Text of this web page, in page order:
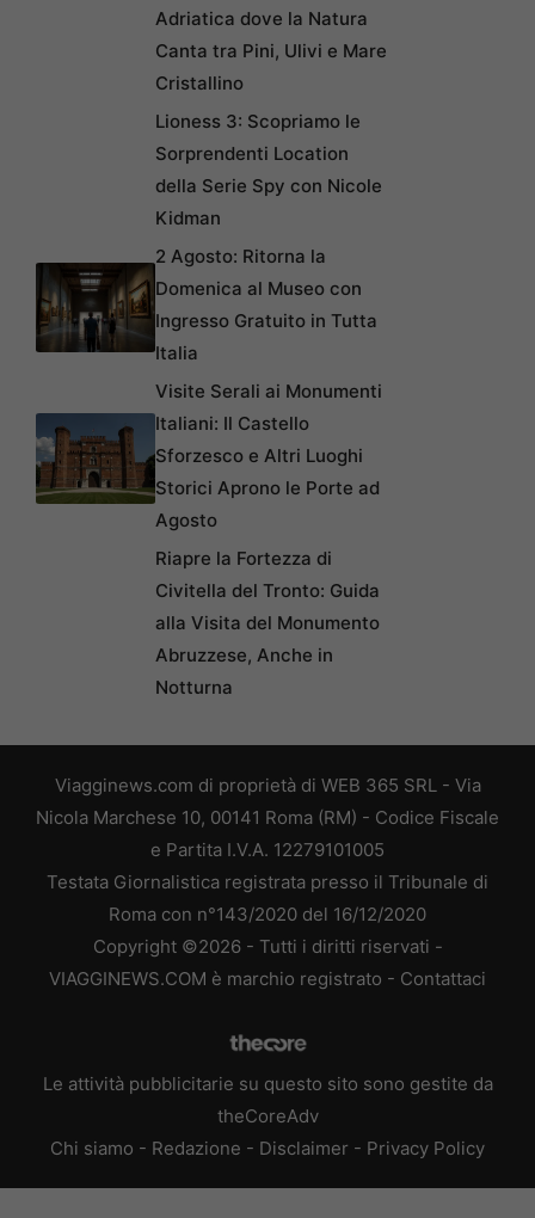
Adriatica dove la Natura
Canta tra Pini, Ulivi e Mare
Cristallino
Lioness 3: Scopriamo le
Sorprendenti Location
della Serie Spy con Nicole
Kidman
2 Agosto: Ritorna la
Domenica al Museo con
Ingresso Gratuito in Tutta
Italia
Visite Serali ai Monumenti
Italiani: Il Castello
Sforzesco e Altri Luoghi
Storici Aprono le Porte ad
Agosto
Riapre la Fortezza di
Civitella del Tronto: Guida
alla Visita del Monumento
Abruzzese, Anche in
Notturna
Viagginews.com di proprietà di WEB 365 SRL - Via
Nicola Marchese 10, 00141 Roma (RM) - Codice Fiscale
e Partita I.V.A. 12279101005
Testata Giornalistica registrata presso il Tribunale di
Roma con n°143/2020 del 16/12/2020
Copyright ©2026 - Tutti i diritti riservati -
VIAGGINEWS.COM è marchio registrato - Contattaci
Le attività pubblicitarie su questo sito sono gestite da
theCoreAdv
Chi siamo - Redazione - Disclaimer - Privacy Policy